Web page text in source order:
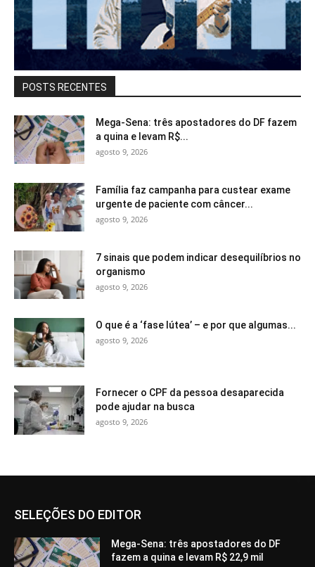
POSTS RECENTES
Mega-Sena: três apostadores do DF fazem
a quina e levam R$...
agosto 9, 2026
Família faz campanha para custear exame
urgente de paciente com câncer...
agosto 9, 2026
7 sinais que podem indicar desequilíbrios no
organismo
agosto 9, 2026
O que é a ‘fase lútea’ – e por que algumas...
agosto 9, 2026
Fornecer o CPF da pessoa desaparecida
pode ajudar na busca
agosto 9, 2026
SELEÇÕES DO EDITOR
Mega-Sena: três apostadores do DF
fazem a quina e levam R$ 22,9 mil